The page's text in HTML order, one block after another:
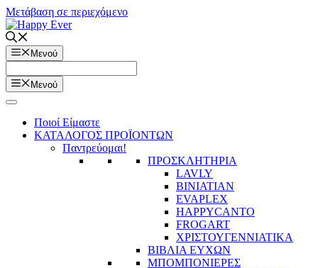
Μετάβαση σε περιεχόμενο
Μενού
Μενού
Ποιοί Είμαστε
ΚΑΤΑΛΟΓΟΣ ΠΡΟΪΟΝΤΩΝ
Παντρεύομαι!
ΠΡΟΣΚΛΗΤΗΡΙΑ
LAVLY
BINIATIAN
EVAPLEX
HAPPYCANTO
FROGART
ΧΡΙΣΤΟΥΓΕΝΝΙΑΤΙΚΑ
ΒΙΒΛΙΑ ΕΥΧΩΝ
ΜΠΟΜΠΟΝΙΕΡΕΣ